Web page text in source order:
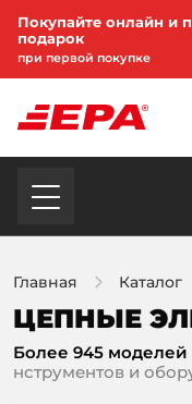
Покупайте онлайн и
подарок
при первой покупке
Главная Каталог
ЦЕПНЫЕ
Более 945 моделей
нструментов и